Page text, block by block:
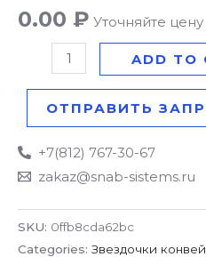
0.00 ₽ Уточняйте цену
ADD TO
ОТПРАВИТЬ
+7(812) 767-30-67
zakaz@snab-sistems.ru
SKU: 0ffb8cda62bc
Categories: Звездочки